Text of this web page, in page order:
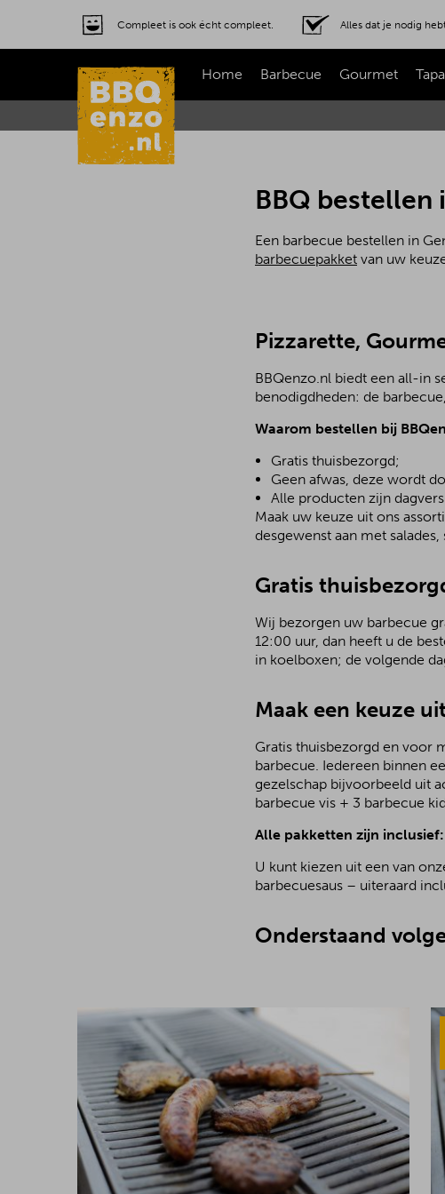
Compleet is ook écht compleet. Alles dat je nodig
Home Barbecue Gourmet
BBQ bestellen
Een barbecue bestellen in
barbecuepakket van uw
Pizzarette,
BBQenzo.nl biedt een all-in
benodigdheden: de
Waarom bestellen bij
Gratis thuisbezorgd;
Geen afwas, deze wordt
Alle producten zijn
Maak uw keuze uit ons
desgewenst aan met
Gratis
Wij bezorgen uw barbecue
12:00 uur, dan heeft u de
in koelboxen; de volgende
Maak een keuze
Gratis thuisbezorgd en voor
barbecue. Iedereen binnen
gezelschap bijvoorbeeld uit
barbecue vis + 3 barbecue
Alle pakketten zijn inclusief:
U kunt kiezen uit een van
barbecuesaus – uiteraard
Onderstaand